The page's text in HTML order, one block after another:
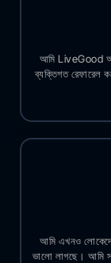
আমি LiveGood
ব্যক্তিগত রেফারেল
আমি এখনও
ভালো লাগছে। আমি